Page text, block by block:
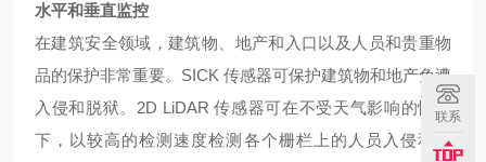
水平和垂直监控
在建筑安全领域，建筑物、地产和入口以及人员和贵重物
品的保护非常重要。 SICK 传感器可保护建筑物和地产免遭
入侵和脱狱。2D LiDAR 传感器可在不受天气影响的情况
下，以较高的检测速度检测各个栅栏上的人员入侵和爬
联系